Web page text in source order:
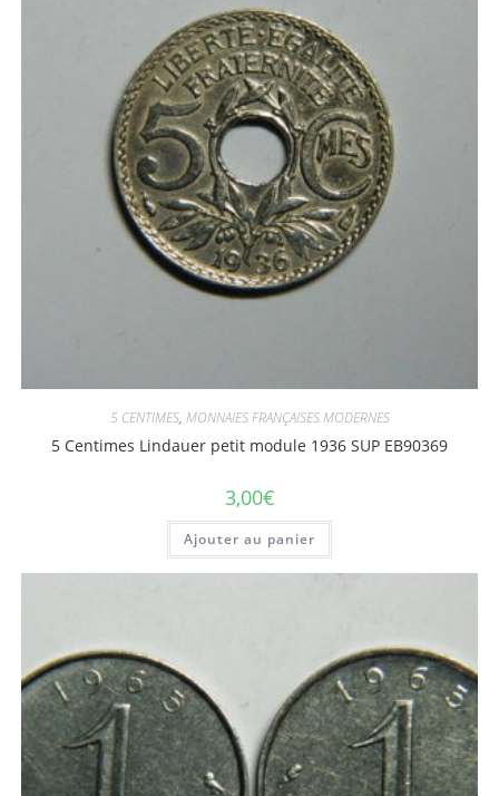
5 CENTIMES, MONNAIES FRANÇAISES MODERNES
5 Centimes Lindauer petit module 1936 SUP EB90369
3,00€
Ajouter au panier